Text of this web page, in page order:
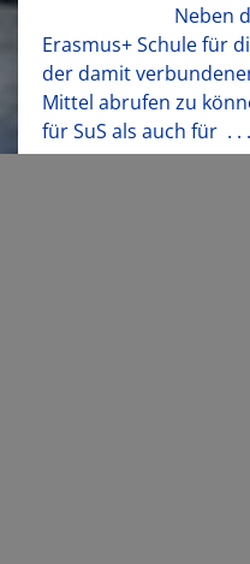
Neben
Erasmus+ Schule für
der damit
Mittel abrufen zu
für SuS als auch für . . .